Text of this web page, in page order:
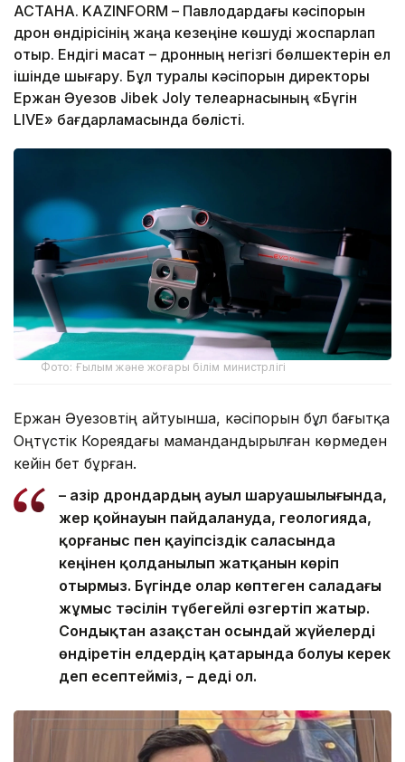
АСТАНА. KAZINFORM – Павлодардағы кәсіпорын
дрон өндірісінің жаңа кезеңіне көшуді жоспарлап
отыр. Ендігі мақсат – дронның негізгі бөлшектерін ел
ішінде шығару. Бұл туралы кәсіпорын директоры
Ержан Әуезов Jibek Joly телеарнасының «Бүгін
LIVE» бағдарламасында бөлісті.
Фото: Ғылым және жоғары білім министрлігі
Ержан Әуезовтің айтуынша, кәсіпорын бұл бағытқа
Оңтүстік Кореядағы мамандандырылған көрмеден
кейін бет бұрған.
– Қазір дрондардың ауыл шаруашылығында,
жер қойнауын пайдалануда, геологияда,
қорғаныс пен қауіпсіздік саласында
кеңінен қолданылып жатқанын көріп
отырмыз. Бүгінде олар көптеген саладағы
жұмыс тәсілін түбегейлі өзгертіп жатыр.
Сондықтан Қазақстан осындай жүйелерді
өндіретін елдердің қатарында болуы керек
деп есептейміз, – деді ол.